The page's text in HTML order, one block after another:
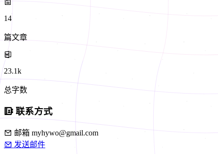
14
篇文章
23.1k
总字数
联系方式
邮箱 myhywo@gmail.com
发送邮件